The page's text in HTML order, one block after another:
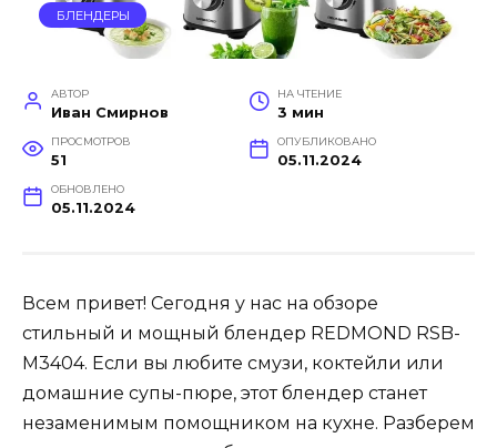
БЛЕНДЕРЫ
АВТОР
Иван Смирнов
НА ЧТЕНИЕ
3 мин
ПРОСМОТРОВ
51
ОПУБЛИКОВАНО
05.11.2024
ОБНОВЛЕНО
05.11.2024
Всем привет! Сегодня у нас на обзоре
стильный и мощный блендер REDMOND RSB-
M3404. Если вы любите смузи, коктейли или
домашние супы-пюре, этот блендер станет
незаменимым помощником на кухне. Разберем